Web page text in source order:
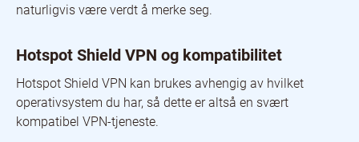
naturligvis være verdt å merke seg.
Hotspot Shield VPN og kompatibilitet
Hotspot Shield VPN kan brukes avhengig av hvilket
operativsystem du har, så dette er altså en svært
kompatibel VPN-tjeneste.